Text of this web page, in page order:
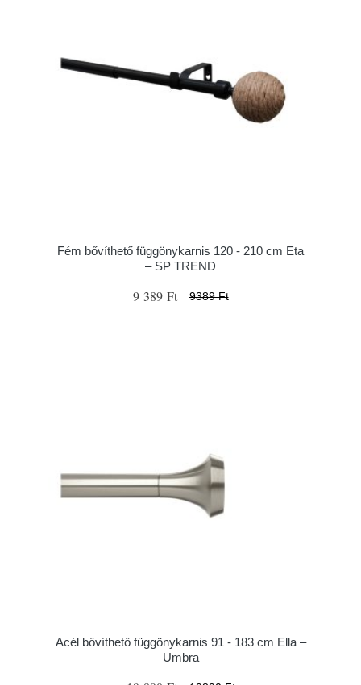
Fém bővíthető függönykarnis 120 - 210 cm Eta
– SP TREND
9 389 Ft 9389 Ft
Acél bővíthető függönykarnis 91 - 183 cm Ella –
Umbra